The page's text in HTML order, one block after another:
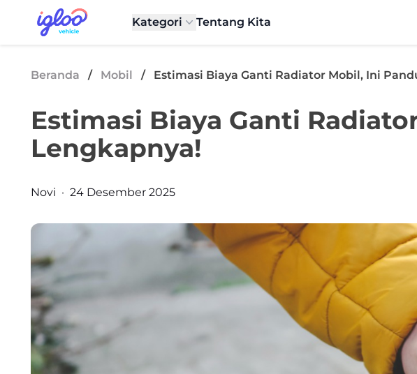
Skip to content
Igloo Blog
Kategori
Tentang Kita
Beranda / Mobil / Estimasi Biaya Ganti Radiator Mobil, Ini
Estimasi Biaya Ganti
Lengkapnya!
Posted by
Novi · 24 Desember 2025